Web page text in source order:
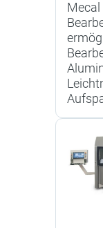
Mecal